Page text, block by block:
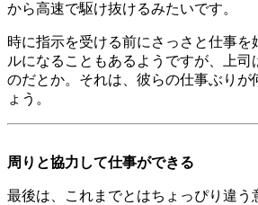
から高速で駆け抜けるみたいです。
時に指示を受ける前にさっさと仕事を
ルになることもあるようですが、上司
のだとか。それは、彼らの仕事ぶりが
ょう。
周りと協力して仕事ができる
最後は、これまでとはちょっぴり違う